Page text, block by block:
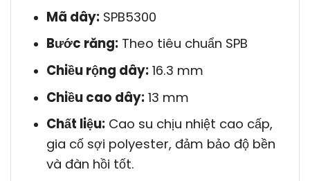
Mã dây:SPB5300
Bước răng:Theo tiêu chuẩn SPB
Chiều rộng dây:16.3 mm
Chiều cao dây:13 mm
Chất liệu:Cao su chịu nhiệt cao cấp,
gia cố sợi polyester, đảm bảo độ bền
và đàn hồi tốt.